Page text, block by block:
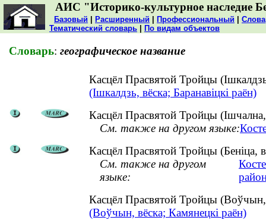
АИС "Историко-культурное наследие
Базовый Расширенный Профессиональный
Тематический словарь
По видам объектов
Словарь: географическое название
Касцёл Прасвятой Тройцы
(Ішкалдзь, вёска; Баранавіцкі раён)
Касцёл Прасвятой Тройцы
См. также на другом языке:
Касцёл Прасвятой Тройцы (Беніца,
См. также на другом
языке:
Касцёл Прасвятой Тройцы
(Воўчын, вёска; Камянецкі раён)